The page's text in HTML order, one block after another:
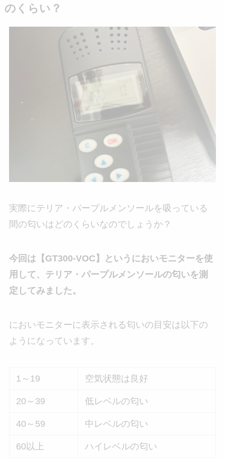
のくらい？
実際にテリア・パープルメンソールを吸っている
間の匂いはどのくらいなのでしょうか？
今回は【GT300-VOC】というにおいモニターを使
用して、テリア・パープルメンソールの匂いを測
定してみました。
においモニターに表示される匂いの目安は以下の
ようになっています。
1～19 空気状態は良好
20～39 低レベルの匂い
40～59 中レベルの匂い
60以上 ハイレベルの匂い